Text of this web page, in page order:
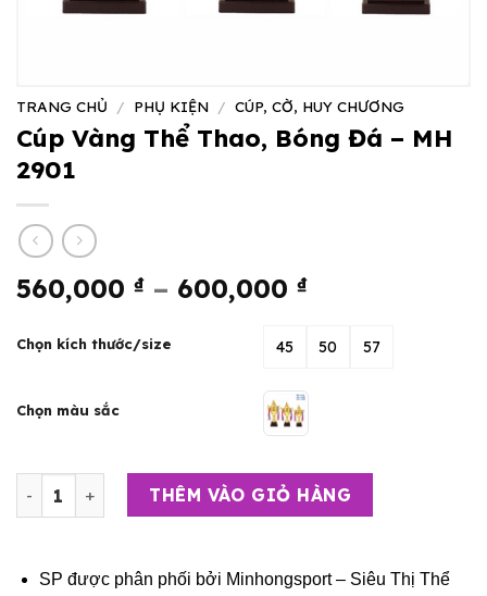
TRANG CHỦ / PHỤ KIỆN / CÚP, CỜ, HUY CHƯƠNG
Cúp Vàng Thể Thao, Bóng Đá – MH
2901
560,000 ₫ – 600,000 ₫Khoảng
từ
đến
Chọn kích thước/size 45 50 57
Chọn màu sắc
Cúp Vàng Thể Thao, Bóng Đá - MH 2901 số lượng
THÊM VÀO GIỎ HÀNG
SP được phân phối bởi Minhongsport – Siêu Thị Thể